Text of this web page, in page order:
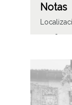
Notas
31-36
CC BY-